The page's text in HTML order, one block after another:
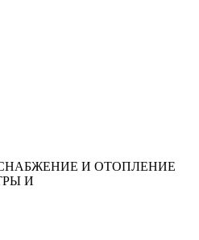
И ОТОПЛЕНИЕ
И